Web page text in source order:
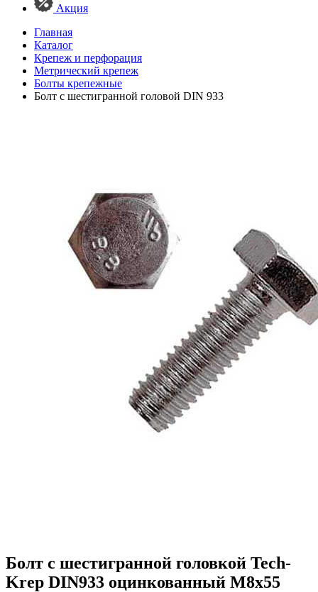
Акция
Главная
Каталог
Крепеж и перфорация
Метрический крепеж
Болты крепежные
Болт с шестигранной головой DIN 933
Болт с шестигранной головкой Tech-
Krep DIN933 оцинкованный М8х55